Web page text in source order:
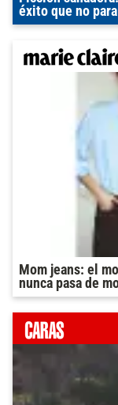
éxito que no
Mom jeans: el
nunca pasa de